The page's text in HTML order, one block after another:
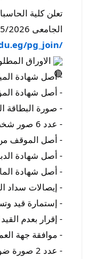
تعلن كلية
الجامعى 2025/2026 ، وذلك من خلال الرابط التالى :
pg_join/
الاوراق
- أصل شهادة
- أصل شهادة
- صورة البطاقة
- عدد 6 صور شخصية بخلفية بيضاء
- أصل الموقف من
- أصل شهادة
- أصل شهادة
- إيصالات سداد
- إستمارة قيد
- إقرار بعدم
- موافقة جهة
- عدد 2 صورة ضوئية من الملف